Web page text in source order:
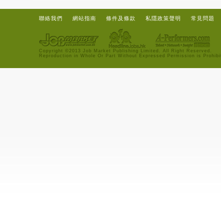
聯絡我們 網站指南 條件及條款 私隱政策聲明 常見問題
Copyright ©2013 Job Market Publishing Limited. All Right Reserved.
Reproduction in Whole Or Part Without Expressed Permission is